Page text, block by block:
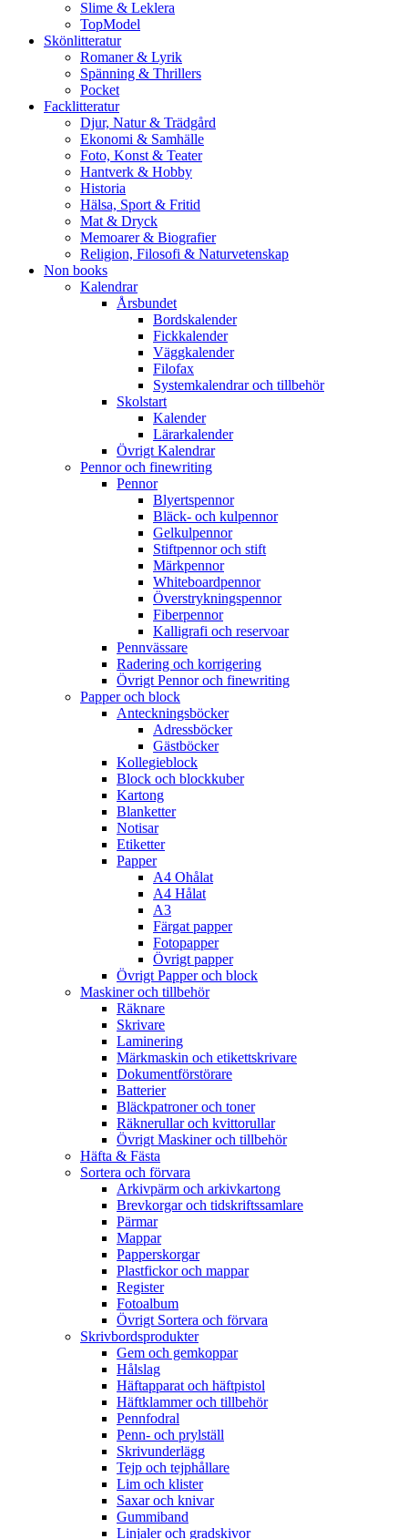
Slime & Leklera
TopModel
Skönlitteratur
Romaner & Lyrik
Spänning & Thrillers
Pocket
Facklitteratur
Djur, Natur & Trädgård
Ekonomi & Samhälle
Foto, Konst & Teater
Hantverk & Hobby
Historia
Hälsa, Sport & Fritid
Mat & Dryck
Memoarer & Biografier
Religion, Filosofi & Naturvetenskap
Non books
Kalendrar
Årsbundet
Bordskalender
Fickkalender
Väggkalender
Filofax
Systemkalendrar och tillbehör
Skolstart
Kalender
Lärarkalender
Övrigt Kalendrar
Pennor och finewriting
Pennor
Blyertspennor
Bläck- och kulpennor
Gelkulpennor
Stiftpennor och stift
Märkpennor
Whiteboardpennor
Överstrykningspennor
Fiberpennor
Kalligrafi och reservoar
Pennvässare
Radering och korrigering
Övrigt Pennor och finewriting
Papper och block
Anteckningsböcker
Adressböcker
Gästböcker
Kollegieblock
Block och blockkuber
Kartong
Blanketter
Notisar
Etiketter
Papper
A4 Ohålat
A4 Hålat
A3
Färgat papper
Fotopapper
Övrigt papper
Övrigt Papper och block
Maskiner och tillbehör
Räknare
Skrivare
Laminering
Märkmaskin och etikettskrivare
Dokumentförstörare
Batterier
Bläckpatroner och toner
Räknerullar och kvittorullar
Övrigt Maskiner och tillbehör
Häfta & Fästa
Sortera och förvara
Arkivpärm och arkivkartong
Brevkorgar och tidskriftssamlare
Pärmar
Mappar
Papperskorgar
Plastfickor och mappar
Register
Fotoalbum
Övrigt Sortera och förvara
Skrivbordsprodukter
Gem och gemkoppar
Hålslag
Häftapparat och häftpistol
Häftklammer och tillbehör
Pennfodral
Penn- och prylställ
Skrivunderlägg
Tejp och tejphållare
Lim och klister
Saxar och knivar
Gummiband
Linjaler och gradskivor